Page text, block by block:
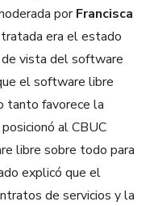
porFrancisca
era el estado
vista del software
el software libre
tanto favorece la
al CBUC
libre sobre todo para
explicó que el
de servicios y la